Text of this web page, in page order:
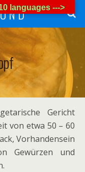
N D
Gericht
von etwa 50 – 60
Vorhandensein
Gewürzen und
languages --->